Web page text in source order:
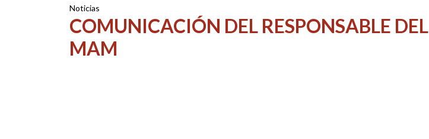
Noticias
COMUNICACIÓN DEL RESPONSABLE DEL
MAM